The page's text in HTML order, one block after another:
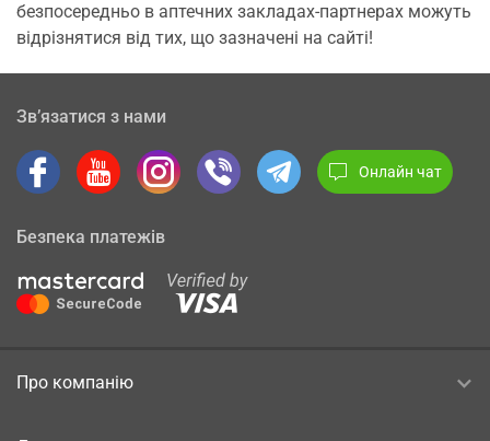
безпосередньо в аптечних закладах-партнерах можуть
відрізнятися від тих, що зазначені на сайті!
Зв’язатися з нами
Онлайн чат
Безпека платежів
Про компанію